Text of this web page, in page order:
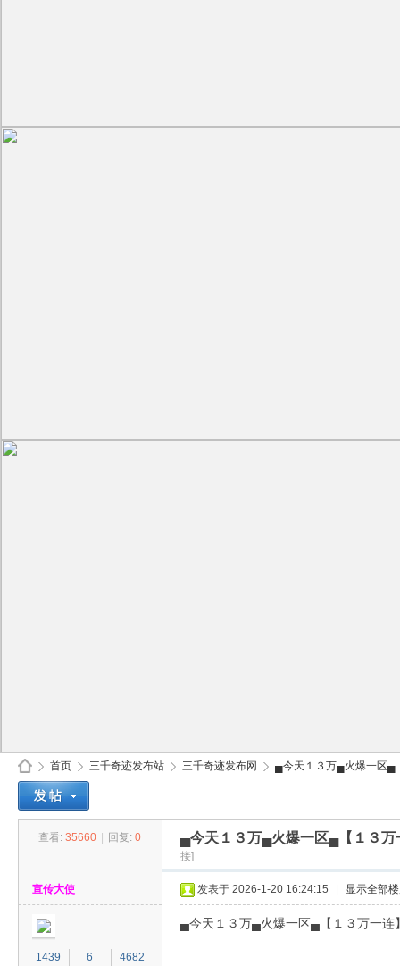
首页
›
三千奇迹发布站 三千奇迹发布网
›
▄今天１３万▄火爆一区▄
查看: 35660 回复: 0 ▄今天１３万▄火爆一区▄【１３万
接]
宣传大使
1439
6
4682
发表于 2026-1-20 16:24:15 显示全部
▄今天１３万▄火爆一区▄【１３万一连